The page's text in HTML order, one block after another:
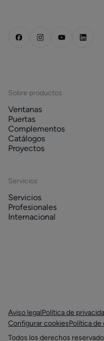
Sobre productos
Ventanas
Puertas
Complementos
Catálogos
Proyectos
Servicios
Servicios
Profesionales
Internacional
Todos los derechos
Aviso legalPolítica de
Configurar cookiesPolítica de